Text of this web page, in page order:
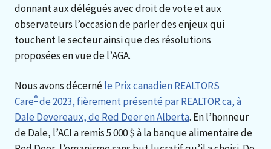
donnant aux délégués avec droit de vote et aux
observateurs l’occasion de parler des enjeux qui
touchent le secteur ainsi que des résolutions
proposées en vue de l’AGA.
Nous avons décernéle Prix canadien REALTORS
Care®de 2023, fièrement présenté par REALTOR.ca, à
Dale Devereaux, de Red Deer en Alberta. En l’honneur
de Dale, l’ACI a remis 5 000 $ à la banque alimentaire de